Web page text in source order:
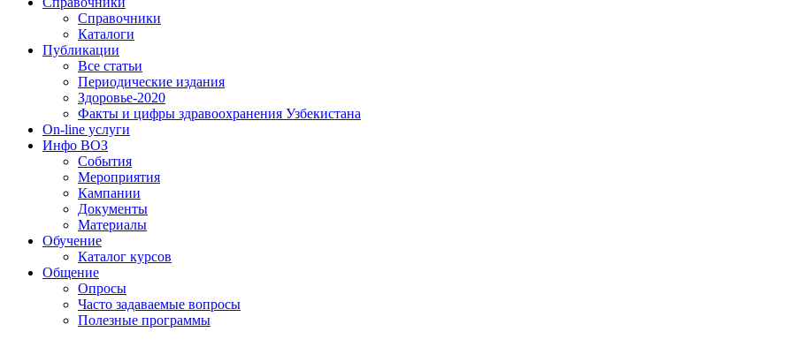
Справочники
Каталоги
Публикации
Все статьи
Периодические издания
Здоровье-2020
Факты и цифры здравоохранения Узбекистана
On-line услуги
Инфо ВОЗ
События
Мероприятия
Кампании
Документы
Материалы
Обучение
Каталог курсов
Общение
Опросы
Часто задаваемые вопросы
Полезные программы